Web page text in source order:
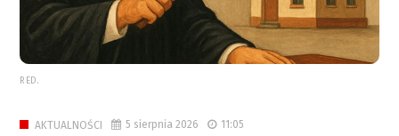
RED.
AKTUALNOŚCI 5 sierpnia 2026 11:05